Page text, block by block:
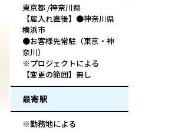
東京都 /神奈川県
【雇入れ直後】●神奈川県
横浜市
●お客様先常駐（東京・神
奈川）
※プロジェクトによる
【変更の範囲】無し
最寄駅
※勤務地による